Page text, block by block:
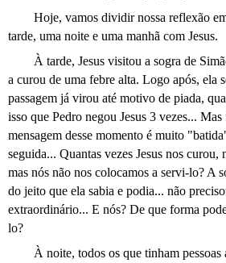
Hoje, vamos dividir nossa reflexão
tarde, uma noite e uma manhã com Jesus.
À tarde, Jesus visitou a sogra de
a curou de uma febre alta. Logo após, ela
passagem já virou até motivo de piada,
isso que Pedro negou Jesus 3 vezes...
mensagem desse momento é muito
seguida... Quantas vezes Jesus nos curou,
mas nós não nos colocamos a servi-lo? A
do jeito que ela sabia e podia... não
extraordinário... E nós? De que forma
lo?
À noite, todos os que tinham pessoas